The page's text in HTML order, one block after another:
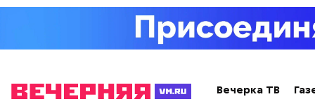
Вечерка ТВ
— Во